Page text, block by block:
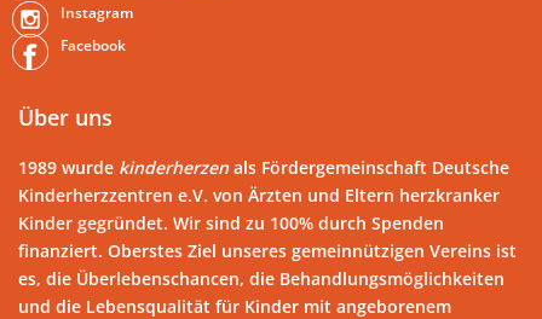
Instagram
Facebook
Über uns
1989 wurde kinderherzen als Fördergemeinschaft Deutsche
Kinderherzzentren e.V. von Ärzten und Eltern herzkranker
Kinder gegründet. Wir sind zu 100% durch Spenden
finanziert. Oberstes Ziel unseres gemeinnützigen Vereins ist
es, die Überlebenschancen, die Behandlungsmöglichkeiten
und die Lebensqualität für Kinder mit angeborenem